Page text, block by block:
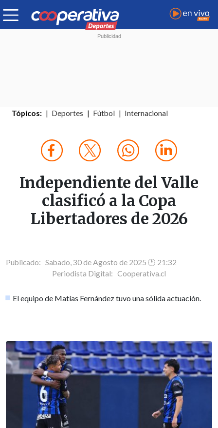
Tópicos: Deportes Fútbol Internacional
Independiente del Valle
clasificó a la Copa
Libertadores de 2026
Publicado: Sabado, 30 de Agosto de 2025 🕐 21:32
Periodista Digital: Cooperativa.cl
El equipo de Matías Fernández tuvo una sólida actuación.